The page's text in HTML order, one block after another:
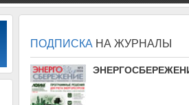
ПОДПИСКА НА ЖУРНАЛЫ